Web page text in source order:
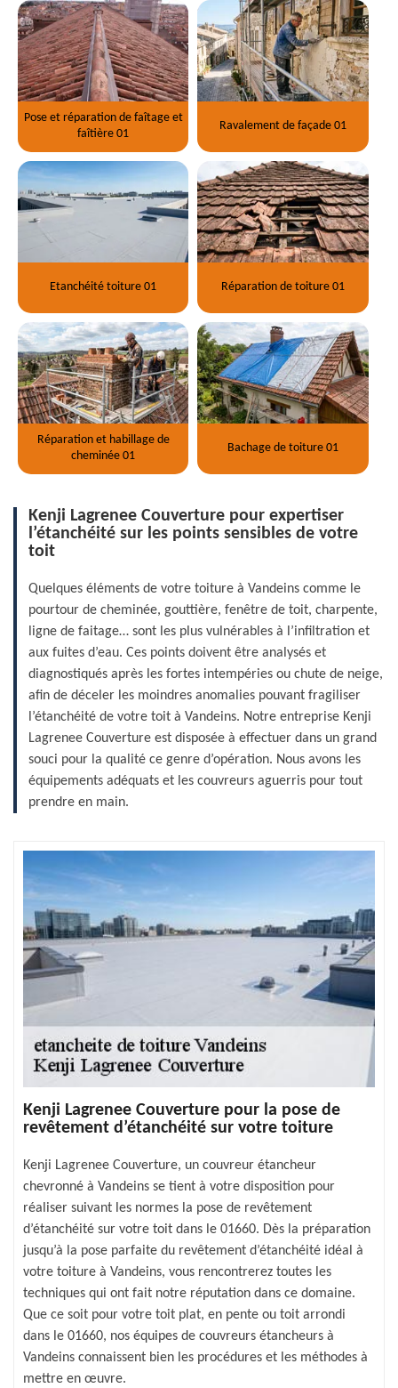
Pose et réparation de faîtage et
faîtière 01
Ravalement de façade 01
Etanchéité toiture 01 Réparation de toiture 01
Réparation et habillage de
cheminée 01
Bachage de toiture 01
Kenji Lagrenee Couverture pour expertiser
l’étanchéité sur les points sensibles de votre
toit
Quelques éléments de votre toiture à Vandeins comme le
pourtour de cheminée, gouttière, fenêtre de toit, charpente,
ligne de faitage… sont les plus vulnérables à l’infiltration et
aux fuites d’eau. Ces points doivent être analysés et
diagnostiqués après les fortes intempéries ou chute de neige,
afin de déceler les moindres anomalies pouvant fragiliser
l’étanchéité de votre toit à Vandeins. Notre entreprise Kenji
Lagrenee Couverture est disposée à effectuer dans un grand
souci pour la qualité ce genre d’opération. Nous avons les
équipements adéquats et les couvreurs aguerris pour tout
prendre en main.
Kenji Lagrenee Couverture pour la pose de
revêtement d’étanchéité sur votre toiture
Kenji Lagrenee Couverture, un couvreur étancheur
chevronné à Vandeins se tient à votre disposition pour
réaliser suivant les normes la pose de revêtement
d’étanchéité sur votre toit dans le 01660. Dès la préparation
jusqu’à la pose parfaite du revêtement d’étanchéité idéal à
votre toiture à Vandeins, vous rencontrerez toutes les
techniques qui ont fait notre réputation dans ce domaine.
Que ce soit pour votre toit plat, en pente ou toit arrondi
dans le 01660, nos équipes de couvreurs étancheurs à
Vandeins connaissent bien les procédures et les méthodes à
mettre en œuvre.